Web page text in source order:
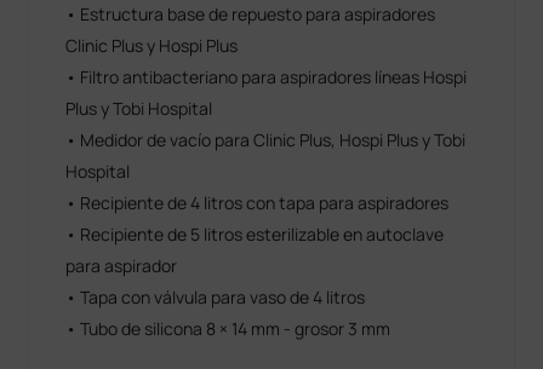
• Estructura base de repuesto para aspiradores
Clinic Plus y Hospi Plus
• Filtro antibacteriano para aspiradores líneas Hospi
Plus y Tobi Hospital
• Medidor de vacío para Clinic Plus, Hospi Plus y Tobi
Hospital
• Recipiente de 4 litros con tapa para aspiradores
• Recipiente de 5 litros esterilizable en autoclave
para aspirador
• Tapa con válvula para vaso de 4 litros
• Tubo de silicona 8 × 14 mm - grosor 3 mm